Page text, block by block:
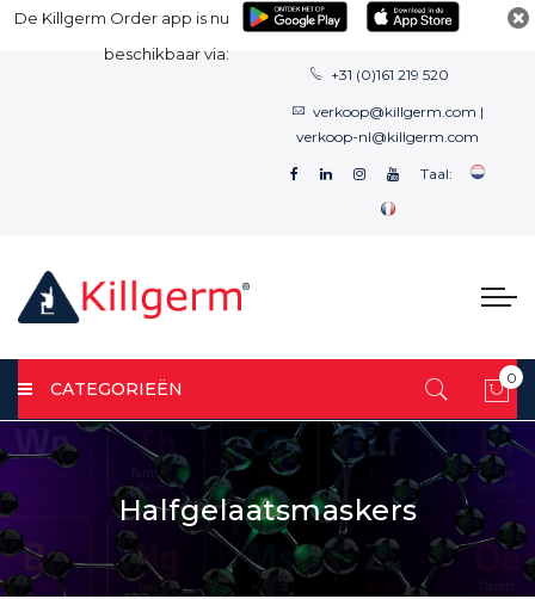
De Killgerm Order app is nu
beschikbaar via:
+31 (0)161 219 520
verkoop@killgerm.com |
verkoop-nl@killgerm.com
Taal:
CATEGORIEËN
0
Halfgelaatsmaskers